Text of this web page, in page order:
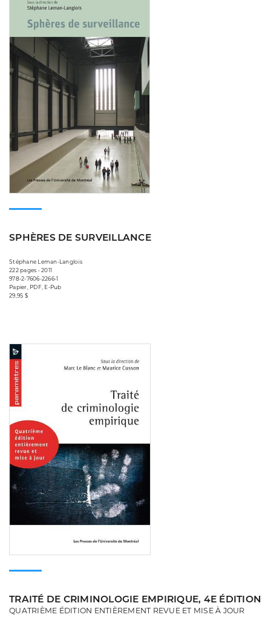
SPHÈRES DE SURVEILLANCE
Stéphane Leman-Langlois
222 pages • 2011
978-2-7606-2266-1
Papier, PDF, E-Pub
29,95 $
TRAITÉ DE CRIMINOLOGIE EMPIRIQUE, 4E ÉDITION
QUATRIÈME ÉDITION ENTIÈREMENT REVUE ET MISE À JOUR